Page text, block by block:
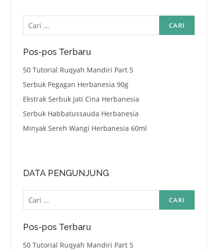
Cari
untuk:
Pos-pos Terbaru
50 Tutorial Ruqyah Mandiri Part 5
Serbuk Pegagan Herbanesia 90g
Ekstrak Serbuk Jati Cina Herbanesia
Serbuk Habbatussauda Herbanesia
Minyak Sereh Wangi Herbanesia 60ml
DATA PENGUNJUNG
Cari
untuk:
Pos-pos Terbaru
50 Tutorial Ruqyah Mandiri Part 5